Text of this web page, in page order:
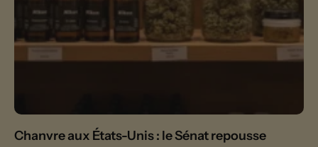
Chanvre aux États-Unis : le Sénat repousse